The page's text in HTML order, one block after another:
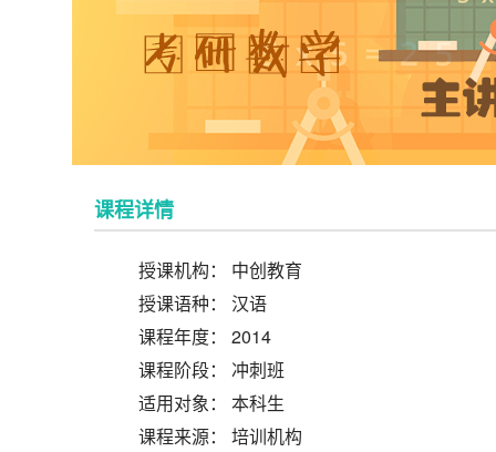
课程详情
授课机构： 中创教育
授课语种： 汉语
课程年度： 2014
课程阶段： 冲刺班
适用对象： 本科生
课程来源： 培训机构